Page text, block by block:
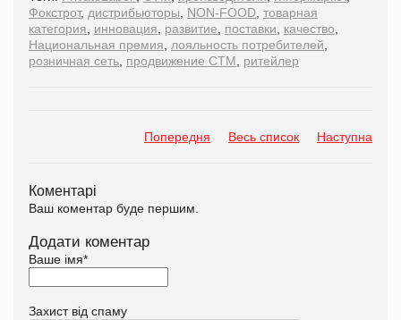
Фокстрот, дистрибьюторы, NON-FOOD, товарная
категория, инновация, развитие, поставки, качество,
Национальная премия, лояльность потребителей,
розничная сеть, продвижение СТМ, ритейлер
Попередня Весь список Наступна
Коментарі
Ваш коментар буде першим.
Додати коментар
Ваше імя*
Захист від спаму